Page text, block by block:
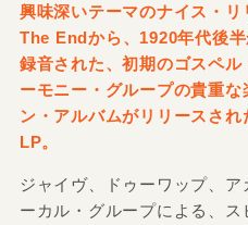
興味深いテーマのナイス・
The Endから、1920年代後
録音された、初期のゴスペ
ーモニー・グループの貴重
ン・アルバムがリリースさ
LP。
ジャイヴ、ドゥーワップ、
ーカル・グループによる、